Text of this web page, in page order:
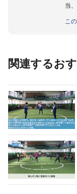
当
日
協
【
Fリ
表監
日
（
【資
JFA
ッ
横
こ
関連するお